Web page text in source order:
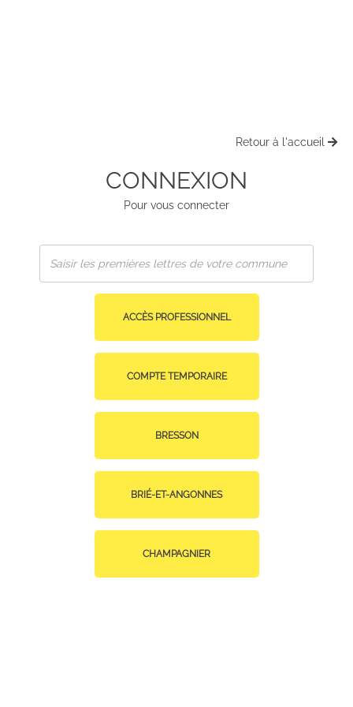
Retour à l'accueil
CONNEXION
Pour vous connecter
ACCÈS PROFESSIONNEL
COMPTE TEMPORAIRE
BRESSON
BRIÉ-ET-ANGONNES
CHAMPAGNIER